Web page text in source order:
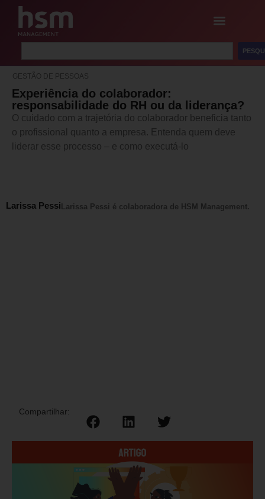
GESTÃO DE PESSOAS
Experiência do colaborador:
responsabilidade do RH ou da liderança?
O cuidado com a trajetória do colaborador beneficia tanto
o profissional quanto a empresa. Entenda quem deve
liderar esse processo – e como executá-lo
Larissa Pessi Larissa Pessi é colaboradora de HSM Management.
Compartilhar: